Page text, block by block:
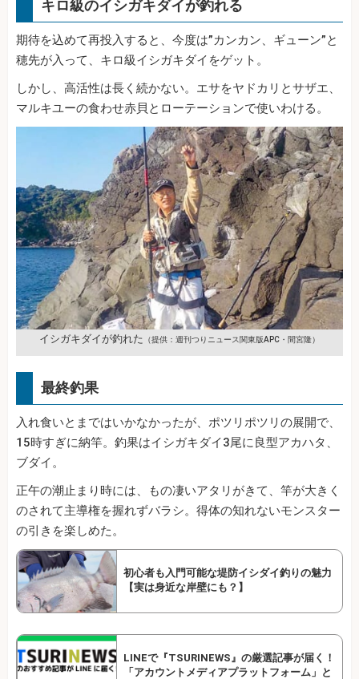
キロ級のイシガキダイが釣れる
期待を込めて再投入すると、今度は”カンカン、ギューン”と
穂先が入って、キロ級イシガキダイをゲット。
しかし、高活性は長く続かない。エサをヤドカリとサザエ、
マルキユーの食わせ赤貝とローテーションで使いわける。
イシガキダイが釣れた （提供：週刊つりニュース関東版APC・間宮隆）
最終釣果
入れ食いとまではいかなかったが、ポツリポツリの展開で、
15時すぎに納竿。釣果はイシガキダイ3尾に良型アカハタ、
ブダイ。
正午の潮止まり時には、もの凄いアタリがきて、竿が大きく
のされて主導権を握れずバラシ。得体の知れないモンスター
の引きを楽しめた。
初心者も入門可能な堤防イシダイ釣りの魅力
【実は身近な岸壁にも？】
LINEで『TSURINEWS』の厳選記事が届く！
「アカウントメディアプラットフォーム」と